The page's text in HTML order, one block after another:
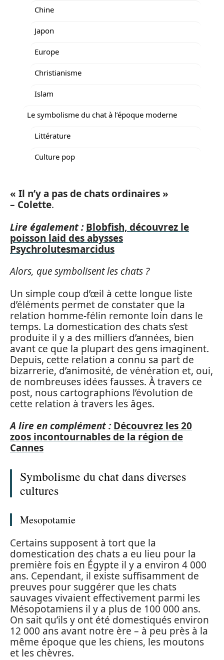
Chine
Japon
Europe
Christianisme
Islam
Le symbolisme du chat à l’époque moderne
Littérature
Culture pop
« Il n’y a pas de chats ordinaires »
– Colette.
Lire également : Blobfish, découvrez le
poisson laid des abysses
Psychrolutesmarcidus
Alors, que symbolisent les chats ?
Un simple coup d’œil à cette longue liste
d’éléments permet de constater que la
relation homme-félin remonte loin dans le
temps. La domestication des chats s’est
produite il y a des milliers d’années, bien
avant ce que la plupart des gens imaginent.
Depuis, cette relation a connu sa part de
bizarrerie, d’animosité, de vénération et, oui,
de nombreuses idées fausses. À travers ce
post, nous cartographions l’évolution de
cette relation à travers les âges.
A lire en complément : Découvrez les 20
zoos incontournables de la région de
Cannes
Symbolisme du chat dans diverses
cultures
Mesopotamie
Certains supposent à tort que la
domestication des chats a eu lieu pour la
première fois en Égypte il y a environ 4 000
ans. Cependant, il existe suffisamment de
preuves pour suggérer que les chats
sauvages vivaient effectivement parmi les
Mésopotamiens il y a plus de 100 000 ans.
On sait qu’ils y ont été domestiqués environ
12 000 ans avant notre ère – à peu près à la
même époque que les chiens, les moutons
et les chèvres.